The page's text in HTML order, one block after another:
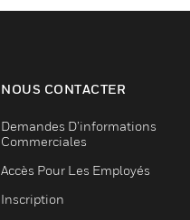
NOUS CONTACTER
Demandes D’informations
Commerciales
Accès Pour Les Employés
Inscription